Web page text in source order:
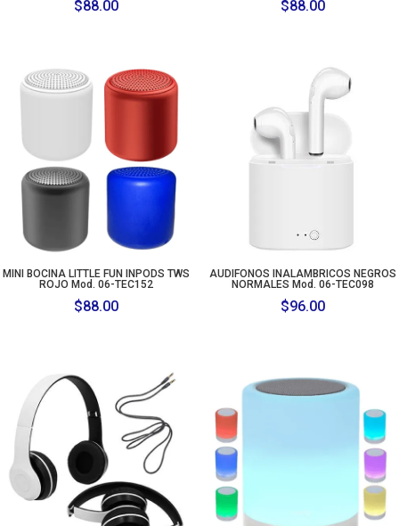
$88.00 $88.00
MINI BOCINA LITTLE FUN INPODS TWS
ROJO Mod. 06-TEC152
$88.00
AUDIFONOS INALAMBRICOS NEGROS
NORMALES Mod. 06-TEC098
$96.00